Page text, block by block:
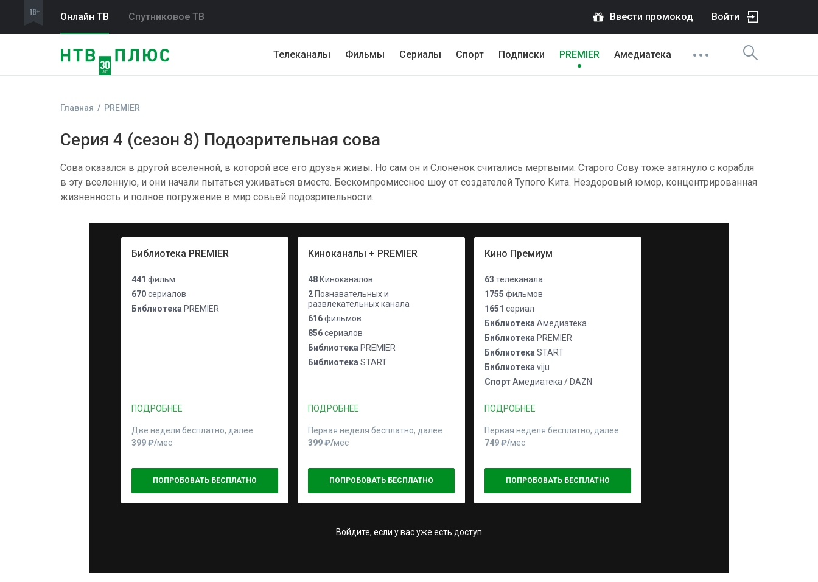
Онлайн ТВ Спутниковое ТВ Ввести промокод Войти
Телеканалы Фильмы Сериалы Спорт Подписки PREMIER Амедиатека
Главная PREMIER
Серия 4 (сезон 8) Подозрительная сова
Сова оказался в другой вселенной, в которой все его друзья живы. Но сам он и Слоненок считались мертвыми. Старого Сову тоже затянуло с корабля
в эту вселенную, и они начали пытаться уживаться вместе. Бескомпромиссное шоу от создателей Тупого Кита. Нездоровый юмор, концентрированная
жизненность и полное погружение в мир совьей подозрительности.
Библиотека PREMIER
441 фильм
670сериалов
Библиотека PREMIER
ПОДРОБНЕЕ
Две недели бесплатно, далее
399 ₽⁠/⁠мес
ПОПРОБОВАТЬ БЕСПЛАТНО
Киноканалы + PREMIER
48 Киноканалов
2 Познавательных и
развлекательных канала
616фильмов
856сериалов
Библиотека PREMIER
Библиотека START
ПОДРОБНЕЕ
Первая неделя бесплатно, далее
399 ₽⁠/⁠мес
ПОПРОБОВАТЬ БЕСПЛАТНО
Кино Премиум
63 телеканала
1755 фильмов
1651 сериал
Библиотека Амедиатека
Библиотека PREMIER
Библиотека START
Библиотека viju
СпортАмедиатека / DAZN
ПОДРОБНЕЕ
Первая неделя бесплатно, далее
749 ₽⁠/⁠мес
ПОПРОБОВАТЬ БЕСПЛАТНО
Войдите, если у вас уже есть доступ